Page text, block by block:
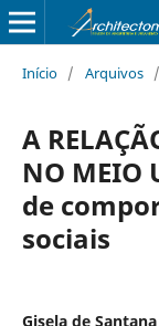
Início / Arquivos /
A
NO MEIO
de
sociais
Gisela de Santana